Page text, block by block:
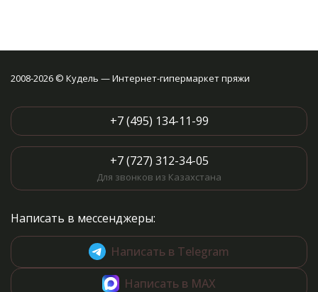
2008-2026 © Кудель — Интернет-гипермаркет пряжи
+7 (495) 134-11-99
+7 (727) 312-34-05
Для звонков из Казахстана
Написать в мессенджеры:
Написать в Telegram
Написать в MAX